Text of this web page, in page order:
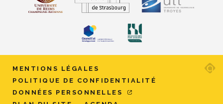
MENTIONS LÉGALES
POLITIQUE DE CONFIDENTIALITÉ
DONNÉES PERSONNELLES